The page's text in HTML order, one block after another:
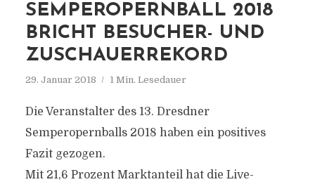
SEMPEROPERNBALL 2018
BRICHT BESUCHER- UND
ZUSCHAUERREKORD
29. Januar 2018 1 Min. Lesedauer
Die Veranstalter des 13. Dresdner
Semperopernballs 2018 haben ein positives
Fazit gezogen.
Mit 21,6 Prozent Marktanteil hat die Live-